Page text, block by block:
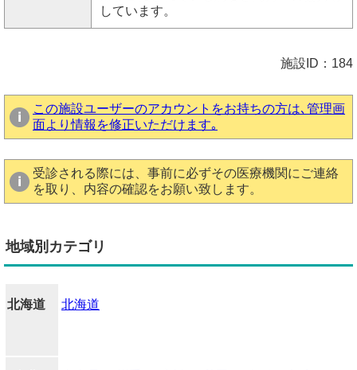
しています。
施設ID：184
この施設ユーザーのアカウントをお持ちの方は､管理画
面より情報を修正いただけます｡
受診される際には、事前に必ずその医療機関にご連絡
を取り、内容の確認をお願い致します。
地域別カテゴリ
北海道 北海道